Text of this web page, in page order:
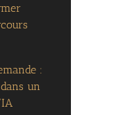
:
un